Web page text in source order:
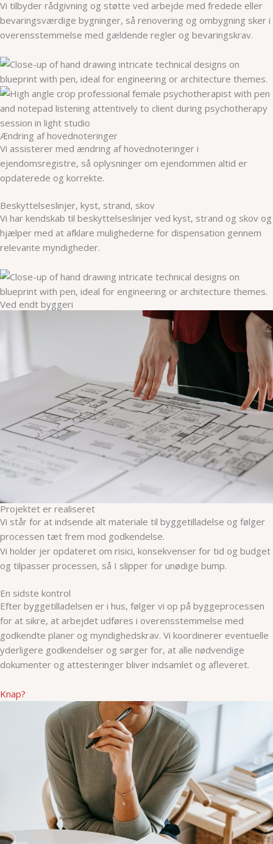
Vi tilbyder rådgivning og støtte ved arbejde med fredede eller
bevaringsværdige bygninger, så renovering og ombygning sker i
overensstemmelse med gældende regler og bevaringskrav.
Ændring af hovednoteringer
Vi assisterer med ændring af hovednoteringer i
ejendomsregistre, så oplysninger om ejendommen altid er
opdaterede og korrekte.
Beskyttelseslinjer, kyst, strand, skov
Vi har kendskab til beskyttelseslinjer ved kyst, strand og skov og
hjælper med at afklare mulighederne for dispensation gennem
relevante myndigheder.
Ved endt byggeri
Projektet er realiseret
Vi står for at indsende alt materiale til byggetilladelse og følger
processen tæt frem mod godkendelse.
Vi holder jer opdateret om risici, konsekvenser for tid og budget
og tilpasser processen, så I slipper for unødige bump.
En sidste kontrol
Efter byggetilladelsen er i hus, følger vi op på byggeprocessen
for at sikre, at arbejdet udføres i overensstemmelse med
godkendte planer og myndighedskrav. Vi koordinerer eventuelle
yderligere godkendelser og sørger for, at alle nødvendige
dokumenter og attesteringer bliver indsamlet og afleveret.
Knap?